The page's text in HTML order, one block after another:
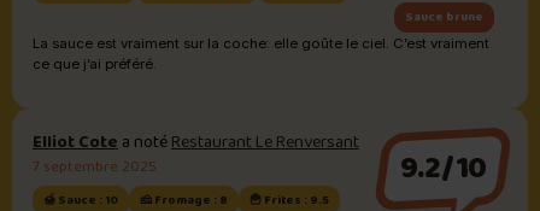
Sauce brune
La sauce est vraiment sur la coche: elle goûte le ciel. C’est vraiment
ce que j’ai préféré.
Elliot Cotea notéRestaurant Le Renversant
7 septembre 2025
🍯 Sauce : 10 🧀 Fromage : 8 🍟 Frites : 9.5
9.2/10